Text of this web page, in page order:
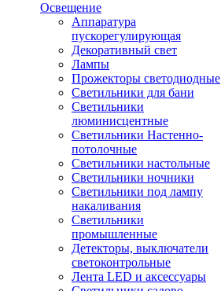
Освещение
Аппаратура
пускорегулирующая
Декоративный свет
Лампы
Прожекторы светодиодные
Светильники для бани
Светильники
люминисцентные
Светильники Настенно-
потолочные
Светильники настольные
Светильники ночники
Светильники под лампу
накаливания
Светильники
промышленные
Детекторы, выключатели
светоконтрольные
Лента LED и аксессуары